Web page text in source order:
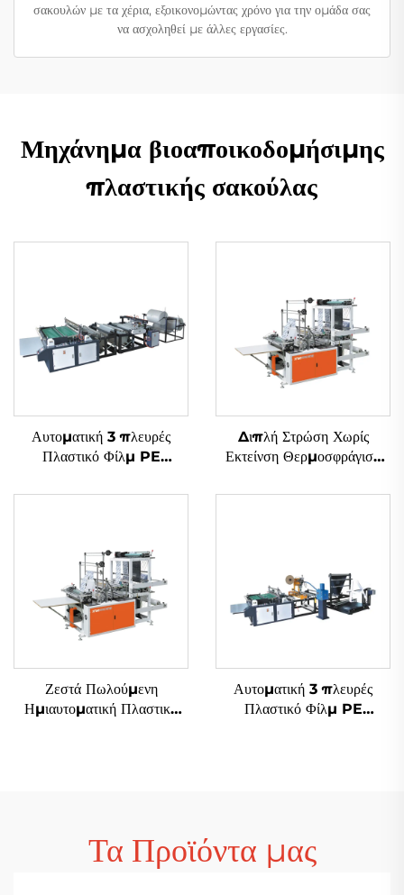
σακουλών με τα χέρια, εξοικονομώντας χρόνο για την ομάδα σας
να ασχοληθεί με άλλες εργασίες.
Μηχάνημα βιοαποικοδομήσιμης
πλαστικής σακούλας
Αυτοματική 3 πλευρές
Πλαστικό Φίλμ PE
Φτιάχνουσα Μηχανή
Διπλή Στρώση Χωρίς
Εκτείνση Θερμοσφράγιση
Φτιάχνουσα Μηχανή
Ζεστά Πωλούμενη
Ημιαυτοματική Πλαστική
Αυτοματική 3 πλευρές
Πλαστικό Φίλμ PE
Τα Προϊόντα μας